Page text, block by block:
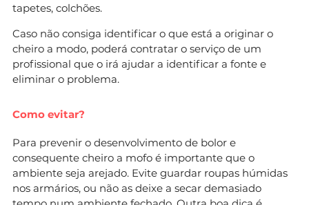
tapetes, colchões.
Caso não consiga identificar o que está a originar o
cheiro a modo, poderá contratar o serviço de um
profissional que o irá ajudar a identificar a fonte e
eliminar o problema.
Como evitar?
Para prevenir o desenvolvimento de bolor e
consequente cheiro a mofo é importante que o
ambiente seja arejado. Evite guardar roupas húmidas
nos armários, ou não as deixe a secar demasiado